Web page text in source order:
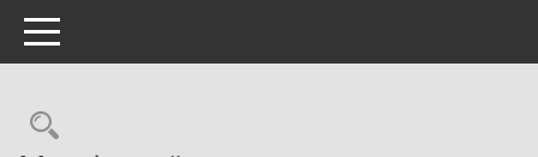
Toggle navigation